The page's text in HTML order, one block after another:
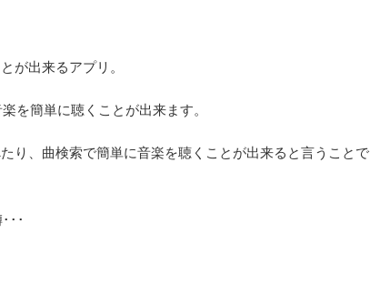
が出来るアプリ。
を簡単に聴くことが出来ます。
り、曲検索で簡単に音楽を聴くことが出来ると言うことで
･･